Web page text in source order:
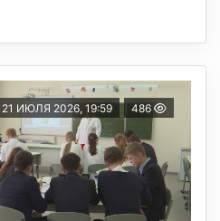
21 ИЮЛЯ 2026, 19:59 486